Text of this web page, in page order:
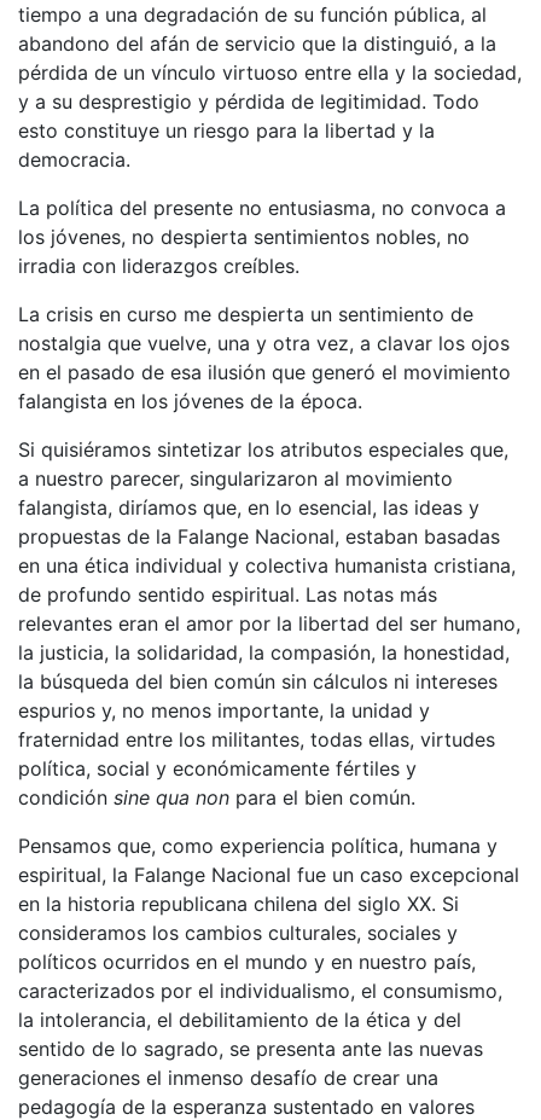
tiempo a una degradación de su función pública, al
abandono del afán de servicio que la distinguió, a la
pérdida de un vínculo virtuoso entre ella y la sociedad,
y a su desprestigio y pérdida de legitimidad. Todo
esto constituye un riesgo para la libertad y la
democracia.
La política del presente no entusiasma, no convoca a
los jóvenes, no despierta sentimientos nobles, no
irradia con liderazgos creíbles.
La crisis en curso me despierta un sentimiento de
nostalgia que vuelve, una y otra vez, a clavar los ojos
en el pasado de esa ilusión que generó el movimiento
falangista en los jóvenes de la época.
Si quisiéramos sintetizar los atributos especiales que,
a nuestro parecer, singularizaron al movimiento
falangista, diríamos que, en lo esencial, las ideas y
propuestas de la Falange Nacional, estaban basadas
en una ética individual y colectiva humanista cristiana,
de profundo sentido espiritual. Las notas más
relevantes eran el amor por la libertad del ser humano,
la justicia, la solidaridad, la compasión, la honestidad,
la búsqueda del bien común sin cálculos ni intereses
espurios y, no menos importante, la unidad y
fraternidad entre los militantes, todas ellas, virtudes
política, social y económicamente fértiles y
condición sine qua non para el bien común.
Pensamos que, como experiencia política, humana y
espiritual, la Falange Nacional fue un caso excepcional
en la historia republicana chilena del siglo XX. Si
consideramos los cambios culturales, sociales y
políticos ocurridos en el mundo y en nuestro país,
caracterizados por el individualismo, el consumismo,
la intolerancia, el debilitamiento de la ética y del
sentido de lo sagrado, se presenta ante las nuevas
generaciones el inmenso desafío de crear una
pedagogía de la esperanza sustentado en valores